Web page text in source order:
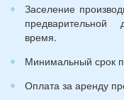
Заселение
предварительной
время.
Минимальный срок
Оплата за аренду